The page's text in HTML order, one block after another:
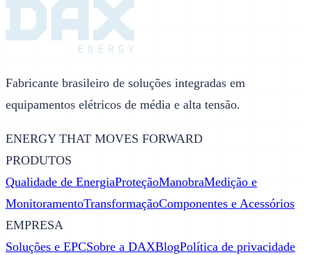
Fabricante brasileiro de soluções integradas em
equipamentos elétricos de média e alta tensão.
ENERGY THAT MOVES FORWARD
PRODUTOS
Qualidade de EnergiaProteçãoManobraMedição e
MonitoramentoTransformaçãoComponentes e Acessórios
EMPRESA
Soluções e EPCSobre a DAXBlogPolítica de privacidade